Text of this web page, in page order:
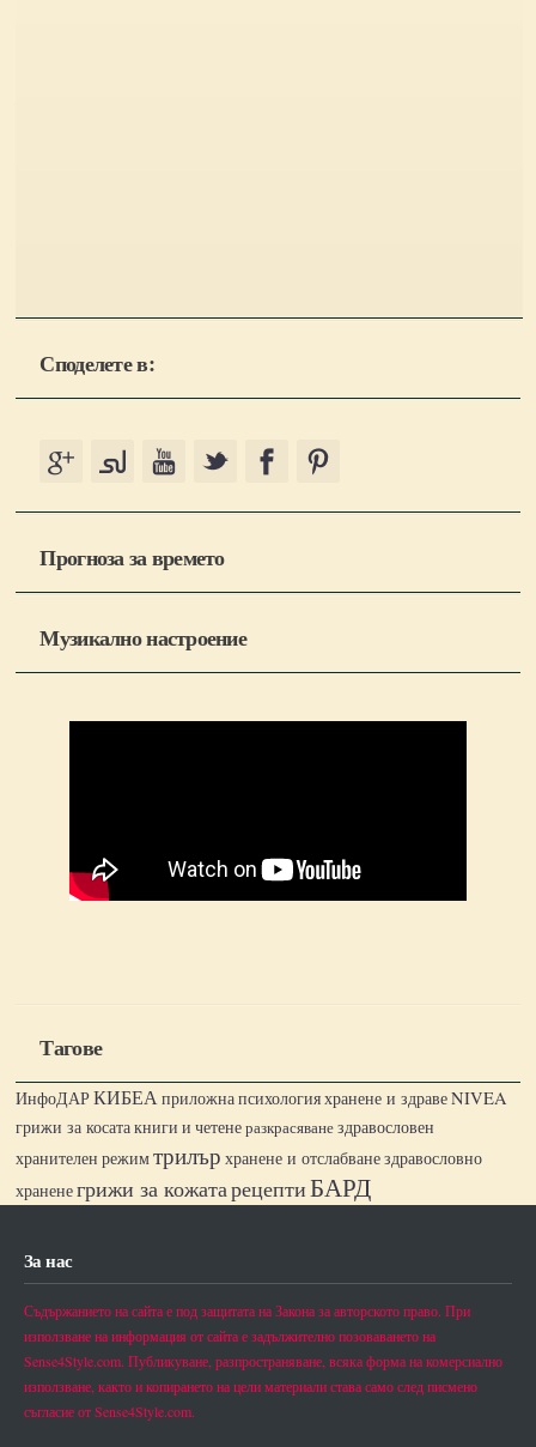
Споделете в:
Прогноза за времето
Музикално настроение
Тагове
ИнфоДАРКИБЕАприложна психологияхранене и здравеNIVEA
грижи за косатакниги и четенеразкрасяванездравословен
хранителен режимтрилър хранене и отслабванездравословно
храненегрижи за кожатарецептиБАРД
За нас
Съдържанието на сайта е под защитата на Закона за авторското право. При
използване на информация от сайта е задължително позоваването на
Sense4Style.com. Публикуване, разпространяване, всяка форма на комерсиално
използване, както и копирането на цели материали става само след писмено
съгласие от Sense4Style.com.